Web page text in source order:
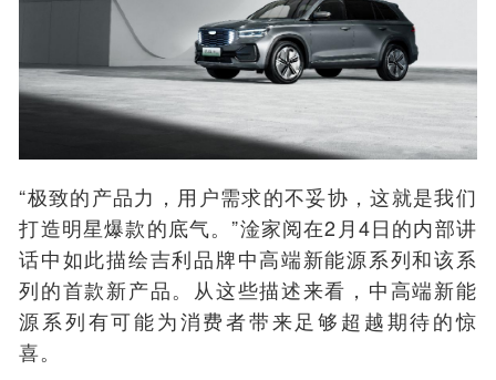
“极致的产品力，用户需求的不妥协，这就是我们
打造明星爆款的底气。”淦家阅在2月4日的内部讲
话中如此描绘吉利品牌中高端新能源系列和该系
列的首款新产品。从这些描述来看，中高端新能
源系列有可能为消费者带来足够超越期待的惊
喜。